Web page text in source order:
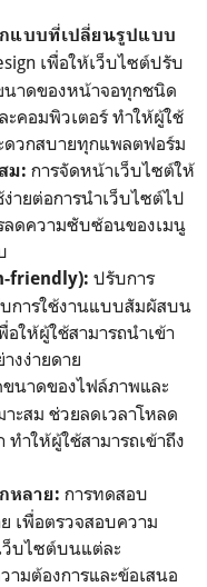
กแบบที่เปลี่ยนรูปแบบ
เพื่อให้เว็บไซต์ปรับ
าดของหน้าจอทุกชนิด
คอมพิวเตอร์ ทำให้ผู้ใช้
ดวกสบายทุกแพลตฟอร์ม
ม: การจัดหน้าเว็บไซต์ให้
ายต่อการนำเว็บไซต์ไป
ลดความซับซ้อนของเมนู
friendly): ปรับการ
การใช้งานแบบสัมผัสบน
ให้ผู้ใช้สามารถนำเข้า
งง่ายดาย
ขนาดของไฟล์ภาพและ
ะสม ช่วยลดเวลาโหลด
ำให้ผู้ใช้สามารถเข้าถึง
หลาย: การทดสอบ
เพื่อตรวจสอบความ
ว็บไซต์บนแต่ละ
มต้องการและข้อเสนอ